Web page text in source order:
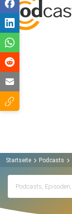
Startseite Podcasts